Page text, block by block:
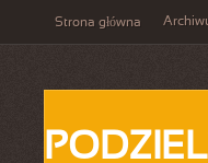
Strona główna